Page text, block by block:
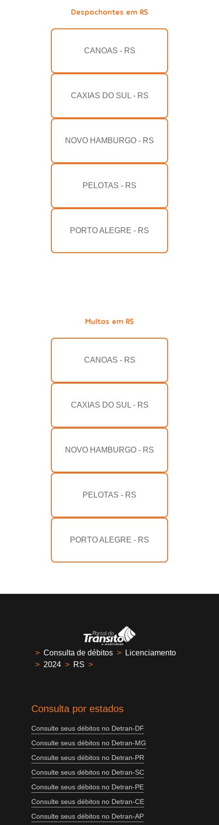
Despachantes em RS
CANOAS - RS
CAXIAS DO SUL - RS
NOVO HAMBURGO - RS
PELOTAS - RS
PORTO ALEGRE - RS
Multas em RS
CANOAS - RS
CAXIAS DO SUL - RS
NOVO HAMBURGO - RS
PELOTAS - RS
PORTO ALEGRE - RS
> Consulta de débitos >
Licenciamento
> 2024 > RS >
Consulta por estados
Consulte seus débitos no Detran-DF
Consulte seus débitos no Detran-MG
Consulte seus débitos no Detran-PR
Consulte seus débitos no Detran-SC
Consulte seus débitos no Detran-PE
Consulte seus débitos no Detran-CE
Consulte seus débitos no Detran-AP